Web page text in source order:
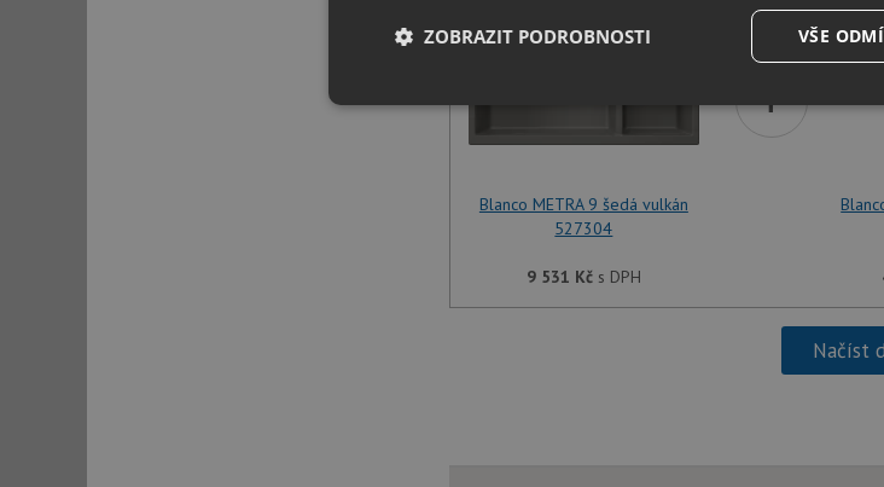
Blanco METRA 9 šedá vulkán
527304
9 531 Kčs DPH
+
Načíst
VŠE
ZOBRAZIT PODROBNOSTI
Nezbytně nutné
soubory
Výkonové
soubory
Soubory cílení
Nezbytně nutné soubory cookie umožňují základní funkce webových
stránky nelze bez nezbytně nutných souborů cookie správně používat.